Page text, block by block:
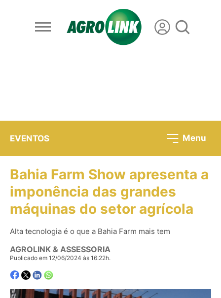
EVENTOS Menu
Bahia Farm Show apresenta a
imponência das grandes
máquinas do setor agrícola
Alta tecnologia é o que a Bahia Farm mais tem
AGROLINK & ASSESSORIA
Publicado em 12/06/2024 às 16:22h.